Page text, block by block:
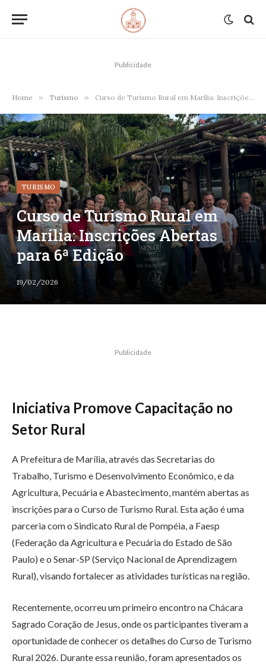
Publicidade
Home » Turismo » Curso de Turismo Rural em Marília: Inscrições Abertas para 6ª Edição
TURISMO
Curso de Turismo Rural em
Marília: Inscrições Abertas
para 6ª Edição
19/02/2026
Publicidade
Iniciativa Promove Capacitação no
Setor Rural
A Prefeitura de Marília, através das Secretarias do
Trabalho, Turismo e Desenvolvimento Econômico, e da
Agricultura, Pecuária e Abastecimento, mantém abertas as
inscrições para o Curso de Turismo Rural. Esta ação é uma
parceria com o Sindicato Rural de Pompéia, a Faesp
(Federação da Agricultura e Pecuária do Estado de São
Paulo) e o Senar-SP (Serviço Nacional de Aprendizagem
Rural), visando fortalecer as atividades turísticas na região.
Recentemente, ocorreu um primeiro encontro na Chácara
Sagrado Coração de Jesus, onde os participantes tiveram a
oportunidade de conhecer os detalhes do Curso de Turismo
Rural 2026. Durante essa reunião, foram apresentados os